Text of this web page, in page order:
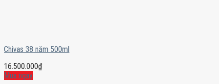
Chivas 38 năm 500ml
16.500.000₫
Mua ngay